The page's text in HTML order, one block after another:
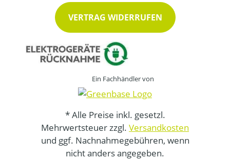
VERTRAG WIDERRUFEN
Ein Fachhändler von
* Alle Preise inkl. gesetzl.
Mehrwertsteuer zzgl. Versandkosten
und ggf. Nachnahmegebühren, wenn
nicht anders angegeben.